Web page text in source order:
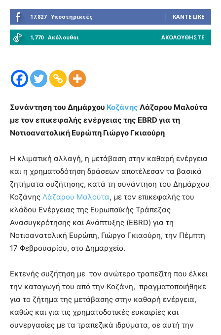
17,827 Υποστηρικτές ΚΆΝΤΕ LIKE
1,770 Ακόλουθοι ΑΚΟΛΟΥΘΉΣΤΕ
Συνάντηση του Δημάρχου Κοζάνης Λάζαρου Μαλούτα
με τον επικεφαλής ενέργειας της EBRD για τη
Νοτιοανατολική Ευρώπη Γιώργο Γκιαούρη
Η κλιματική αλλαγή, η μετάβαση στην καθαρή ενέργεια
και η χρηματοδότηση δράσεων αποτέλεσαν τα βασικά
ζητήματα συζήτησης, κατά τη συνάντηση του Δημάρχου
Κοζάνης Λάζαρου Μαλούτα, με τον επικεφαλής του
κλάδου Ενέργειας της Ευρωπαϊκής Τράπεζας
Ανασυγκρότησης και Ανάπτυξης (EBRD) για τη
Νοτιοανατολική Ευρώπη, Γιώργο Γκιαούρη, την Πέμπτη
17 Φεβρουαρίου, στο Δημαρχείο.
Εκτενής συζήτηση με τον ανώτερο τραπεζίτη που έλκει
την καταγωγή του από την Κοζάνη, πραγματοποιήθηκε
για το ζήτημα της μετάβασης στην καθαρή ενέργεια,
καθώς και για τις χρηματοδοτικές ευκαιρίες και
συνεργασίες με τα τραπεζικά ιδρύματα, σε αυτή την